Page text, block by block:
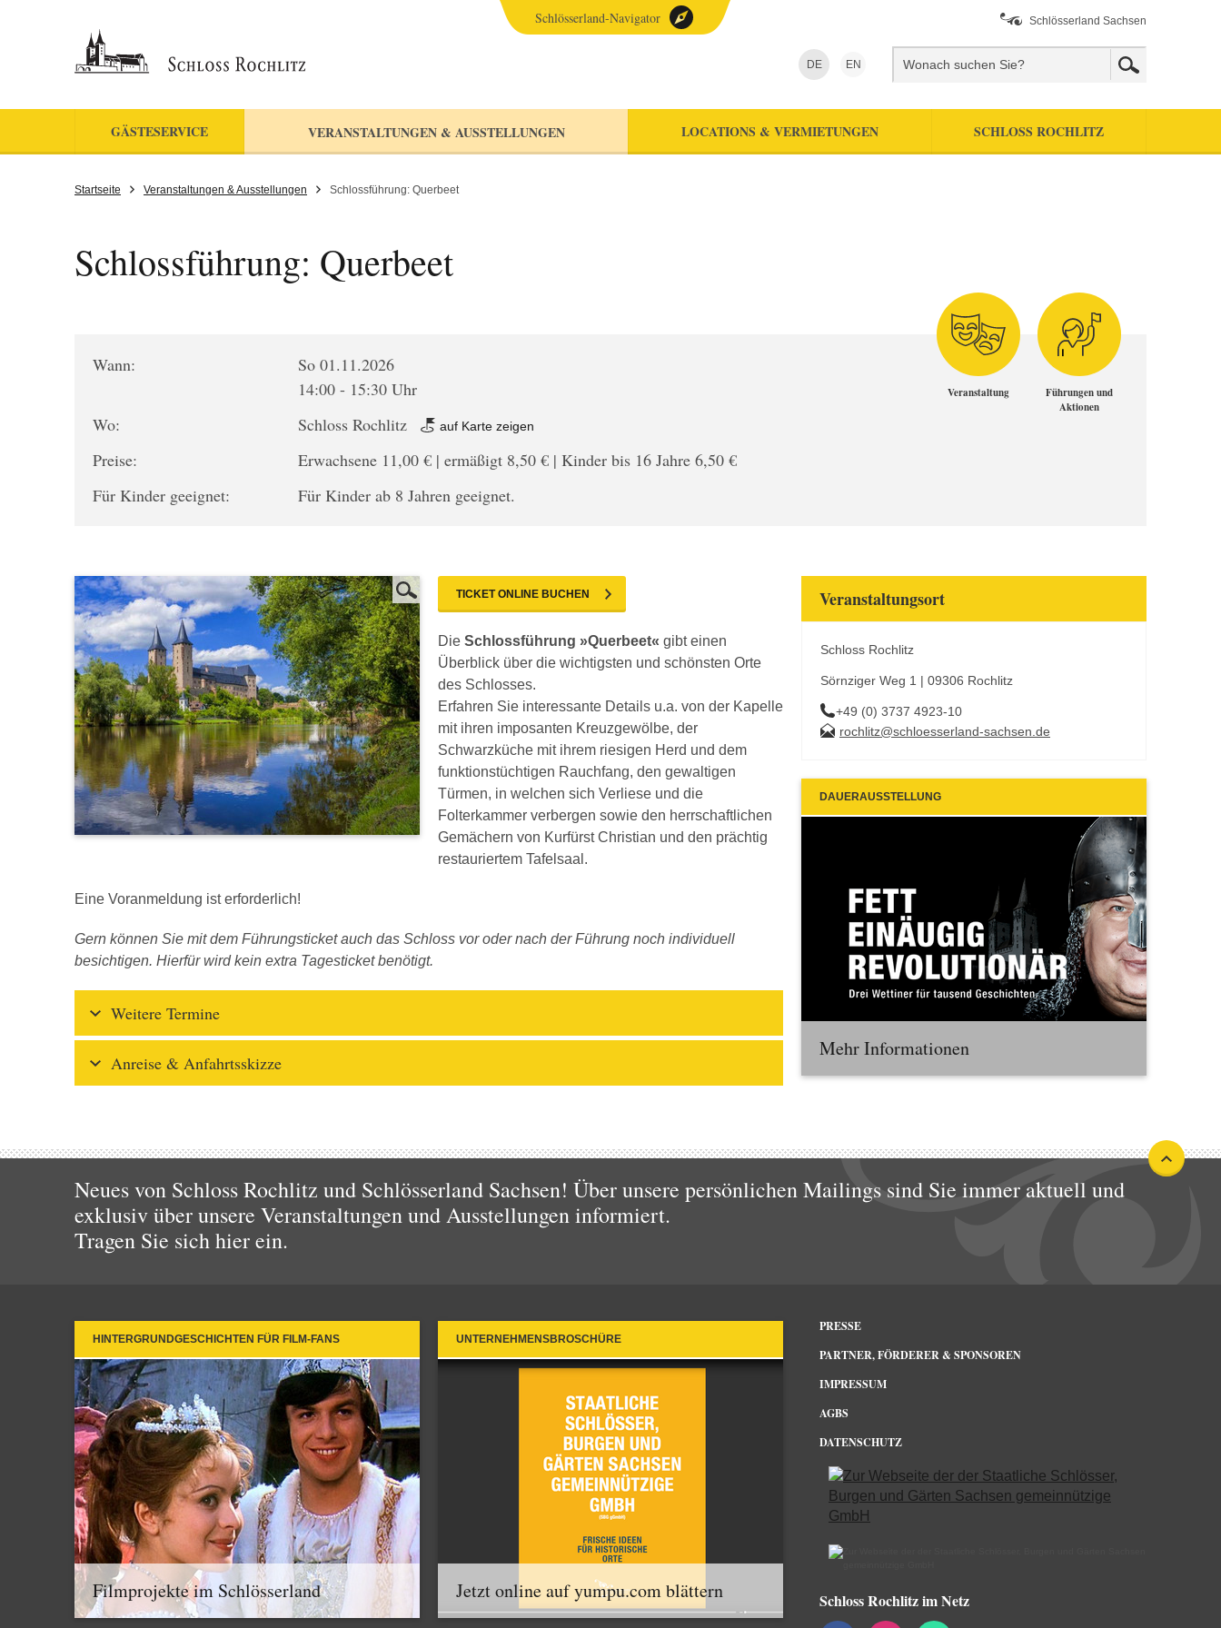
Schlösserland Sachsen
DE EN
GÄSTESERVICE VERANSTALTUNGEN & AUSSTELLUNGEN LOCATIONS & VERMIETUNGEN SCHLOSS ROCHLITZ
Schlösserland-Navigator
Startseite Veranstaltungen & Ausstellungen Schlossführung: Querbeet
Schlossführung: Querbeet
Wann:
So 01.11.2026
14:00 - 15:30 Uhr
Wo:
Schloss Rochlitz auf Karte zeigen
Preise:
Erwachsene 11,00 € | ermäßigt 8,50 € | Kinder bis 16 Jahre 6,50 €
Für Kinder geeignet:
Für Kinder ab 8 Jahren geeignet.
Veranstaltung
Führungen und
Aktionen
TICKET ONLINE BUCHEN
Die Schlossführung »Querbeet« gibt einen
Überblick über die wichtigsten und schönsten Orte
des Schlosses.
Erfahren Sie interessante Details u.a. von der Kapelle
mit ihren imposanten Kreuzgewölbe, der
Schwarzküche mit ihrem riesigen Herd und dem
funktionstüchtigen Rauchfang, den gewaltigen
Türmen, in welchen sich Verliese und die
Folterkammer verbergen sowie den herrschaftlichen
Gemächern von Kurfürst Christian und den prächtig
restauriertem Tafelsaal.
Eine Voranmeldung ist erforderlich!
Gern können Sie mit dem Führungsticket auch das Schloss vor oder nach der Führung noch individuell
besichtigen. Hierfür wird kein extra Tagesticket benötigt.
Weitere Termine
Anreise & Anfahrtsskizze
Veranstaltungsort
Schloss Rochlitz
Sörnziger Weg 1 | 09306 Rochlitz
+49 (0) 3737 4923-10
rochlitz@schloesserland-sachsen.de
DAUERAUSSTELLUNG
Mehr Informationen
Neues von Schloss Rochlitz und Schlösserland Sachsen! Über unsere persönlichen Mailings sind Sie immer aktuell und
exklusiv über unsere Veranstaltungen und Ausstellungen informiert.
Tragen Sie sich hier ein.
HINTERGRUNDGESCHICHTEN FÜR FILM-FANS
Filmprojekte im Schlösserland
UNTERNEHMENSBROSCHÜRE
Jetzt online auf yumpu.com blättern
PRESSE
PARTNER, FÖRDERER & SPONSOREN
IMPRESSUM
AGBS
DATENSCHUTZ
Schloss Rochlitz im Netz